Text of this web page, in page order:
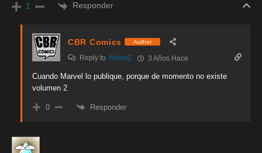
1 Responder
CBR Comics Author
Reply to AlbertZ 3 Años Hace
Cuando Marvel lo publique, porque de momento no existe
volumen 2
0 Responder